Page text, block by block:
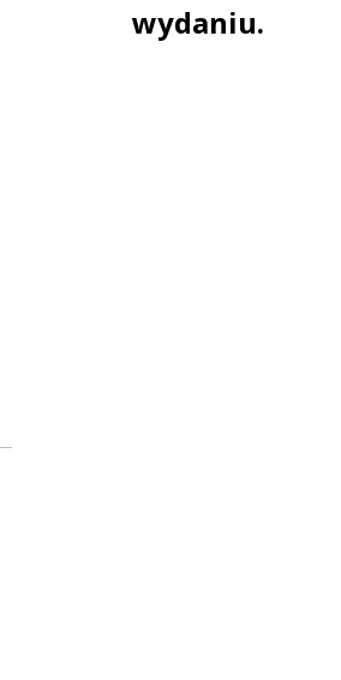
wydaniu.